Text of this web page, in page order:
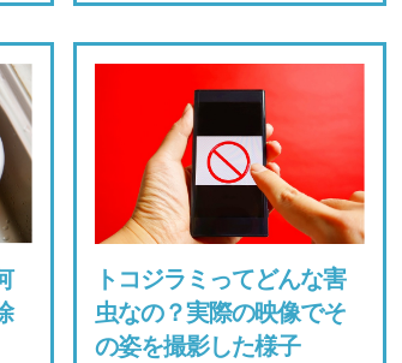
トコジラミってどんな害
虫なの？実際の映像でそ
の姿を撮影した様子